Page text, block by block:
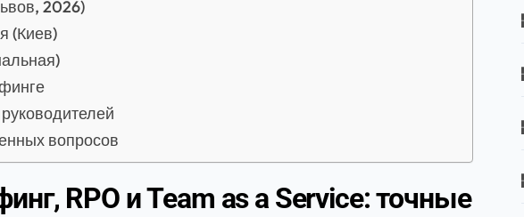
2026)
(Киев)
вопросов
RPO и Team as a Service: точные